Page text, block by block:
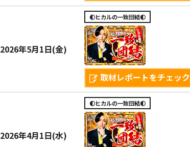
2026年5月1日(金)
🌓ヒカルの一致団結🌓
取材レポートをチェック
2026年4月1日(水)
🌓ヒカルの一致団結🌓